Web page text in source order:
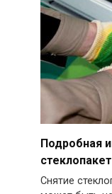
Подробная
Снятие